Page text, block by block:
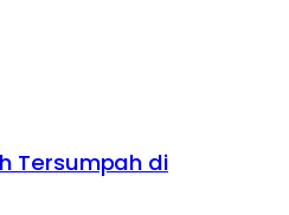
Tersumpah di